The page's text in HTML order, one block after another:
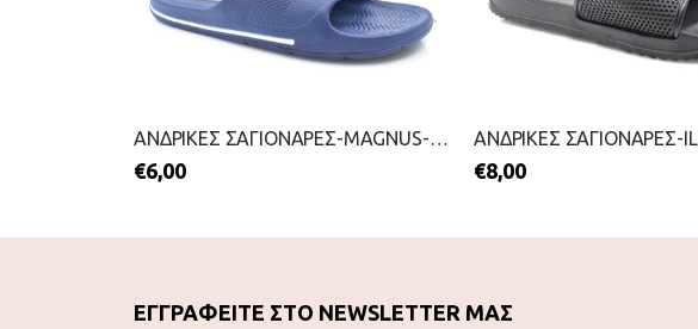
ΑΝΔΡΙΚΕΣ ΣΑΓΙΟΝΑΡΕΣ-MAGNUS-2199-0606-ΜΠΛΕ
€6,00 €8,00
ΕΓΓΡΑΦΕΙΤΕ ΣΤΟ NEWSLETTER ΜΑΣ